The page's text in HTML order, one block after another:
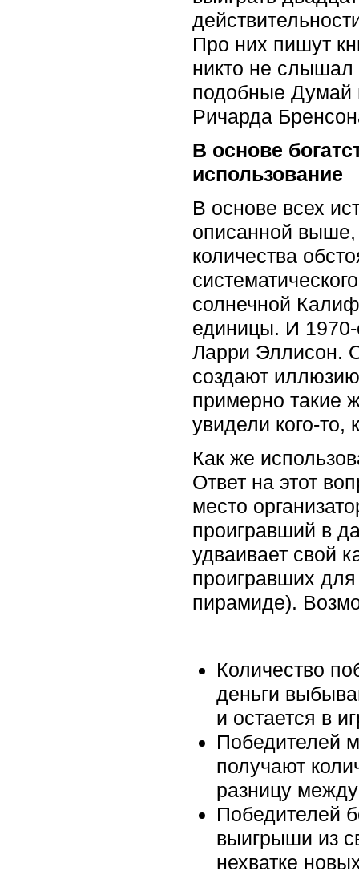
Про них пишут
никто не слышал
подобные Думай
Ричарда
В основе
использование
В основе всех
описанной выше,
количества
солнечной
единицы. И 1970-
Ларри Эллисон.
создают
примерно такие
увидели кого-то,
Как же
Ответ на этот
место
проигравший в
удваивает свой
проигравших
пирамиде).
Количество
деньги
и остается в
Победителей
получают
разницу
Победителей
выигрыши из
нехватке